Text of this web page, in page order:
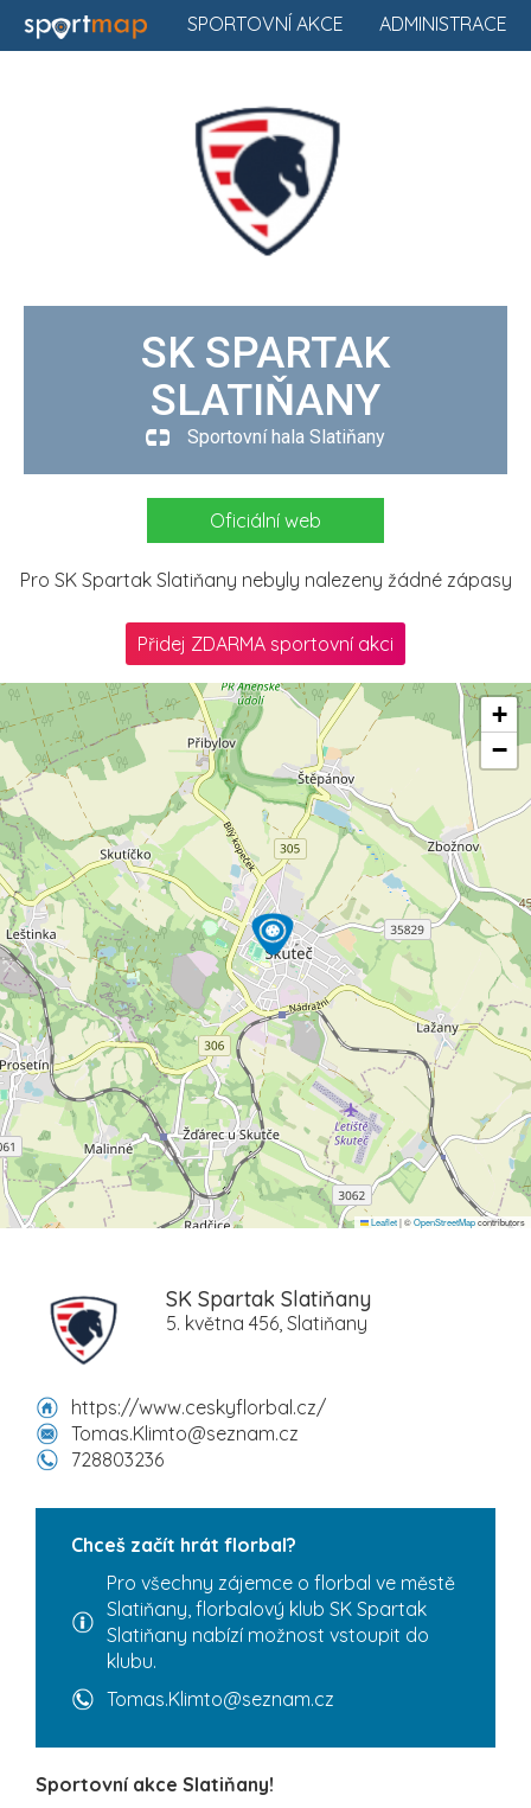
ADMINISTRACE
SPORTOVNÍ AKCE
SK SPARTAK
SLATIŇANY
Sportovní hala Slatiňany
Oficiální web
Pro SK Spartak Slatiňany nebyly nalezeny žádné zápasy
Přidej ZDARMA sportovní akci
+
−
Leaflet|©OpenStreetMapcontributors
SK Spartak Slatiňany
5. května 456, Slatiňany
https://www.ceskyflorbal.cz/
Tomas.Klimto@seznam.cz
728803236
Chceš začít hrát florbal?
Pro všechny zájemce o florbal ve městě
Slatiňany, florbalový klub SK Spartak
Slatiňany nabízí možnost vstoupit do
klubu.
Tomas.Klimto@seznam.cz
Sportovní akce Slatiňany!